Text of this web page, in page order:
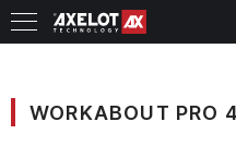
WORKABOUT PRO 4